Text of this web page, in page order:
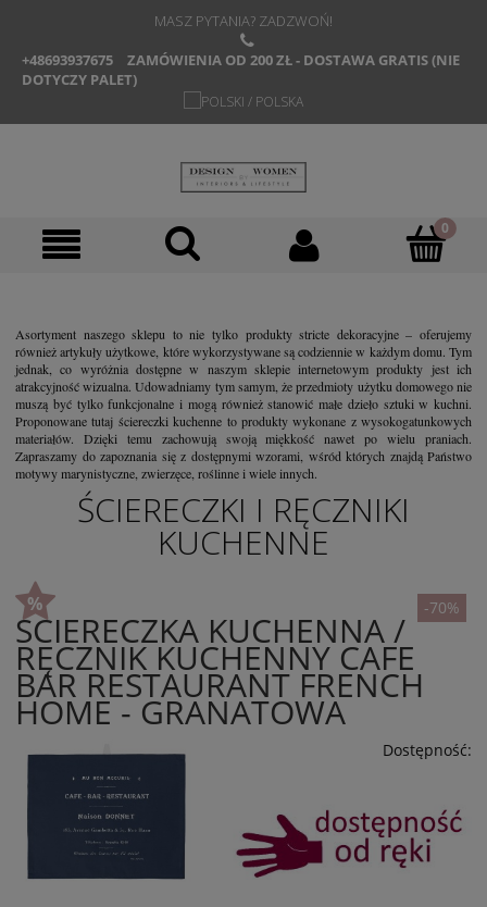
MASZ PYTANIA? ZADZWOŃ!
+48693937675
ZAMÓWIENIA OD 200 ZŁ - DOSTAWA GRATIS (NIE
DOTYCZY PALET)
Asortyment naszego sklepu to nie tylko produkty stricte dekoracyjne – oferujemy
również artykuły użytkowe, które wykorzystywane są codziennie w każdym domu. Tym
jednak, co wyróżnia dostępne w naszym sklepie internetowym produkty jest ich
atrakcyjność wizualna. Udowadniamy tym samym, że przedmioty użytku domowego nie
muszą być tylko funkcjonalne i mogą również stanowić małe dzieło sztuki w kuchni.
Proponowane tutaj ściereczki kuchenne to produkty wykonane z wysokogatunkowych
materiałów. Dzięki temu zachowują swoją miękkość nawet po wielu praniach.
Zapraszamy do zapoznania się z dostępnymi wzorami, wśród których znajdą Państwo
motywy marynistyczne, zwierzęce, roślinne i wiele innych.
ŚCIERECZKI I RĘCZNIKI
KUCHENNE
ŚCIERECZKA KUCHENNA /
RĘCZNIK KUCHENNY CAFE
BAR RESTAURANT FRENCH
HOME - GRANATOWA
Dostępność:
-70%